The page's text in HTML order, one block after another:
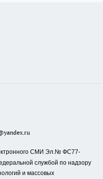
СМИ Эл.№ ФС77-
службой по надзору
и массовых